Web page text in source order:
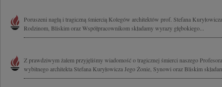
Poruszeni nagłą i tragiczną śmiercią Kolegów architektów prof. Stefana
Rodzinom, Bliskim oraz Współpracownikom składamy wyrazy głębokiego...
Z prawdziwym żalem przyjęliśmy wiadomość o tragicznej śmierci naszego
wybitnego architekta Stefana Kuryłowicza Jego Żonie, Synowi oraz Bliskim